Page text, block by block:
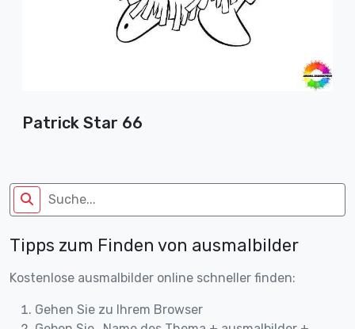
Patrick Star 66
Tipps zum Finden von ausmalbilder
Kostenlose ausmalbilder online schneller finden:
Gehen Sie zu Ihrem Browser